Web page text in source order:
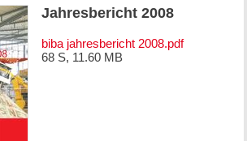
Jahresbericht 2008
biba jahresbericht 2008.pdf
68 S, 11.60 MB